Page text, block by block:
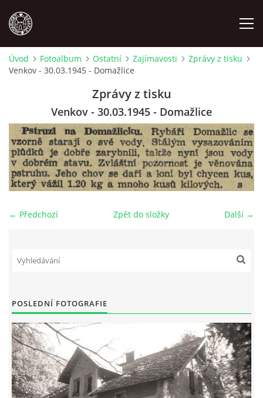
MÍSTOPIS
NÁRODOPIS
OSOBNOSTI
OSTATNÍ
ODKAZY
Kontakt:
tel. 773 916 275
info@domdej.cz
Úvod Fotoalbum Ostatní Zajímavosti
Zprávy z tisku
Venkov - 30.03.1945 - Domažlice
Zprávy z tisku
Venkov - 30.03.1945 - Domažlice
← Předchozí Další →
Zpět do složky
POSLEDNÍ FOTOGRAFIE